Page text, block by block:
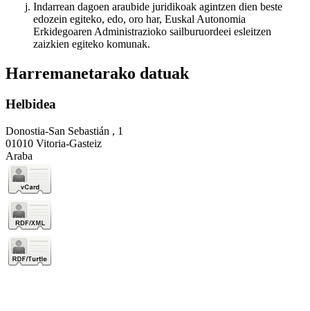
Indarrean dagoen araubide juridikoak agintzen dien beste
edozein egiteko, edo, oro har, Euskal Autonomia
Erkidegoaren Administrazioko sailburuordeei esleitzen
zaizkien egiteko komunak.
Harremanetarako datuak
Helbidea
Donostia-San Sebastián , 1
01010 Vitoria-Gasteiz
Araba